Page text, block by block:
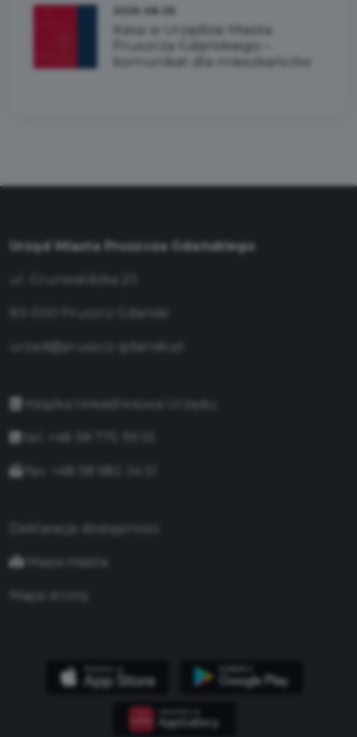
2026-08-05
Kasa w Urzędzie Miasta
Pruszcza Gdańskiego –
komunikat dla mieszkańców
Urząd Miasta Pruszcza Gdańskiego
urzad@pruszcz-gdanski.pl
Książka teleadresowa Urzędu
Deklaracja dostępności
Mapa miasta
Mapa strony